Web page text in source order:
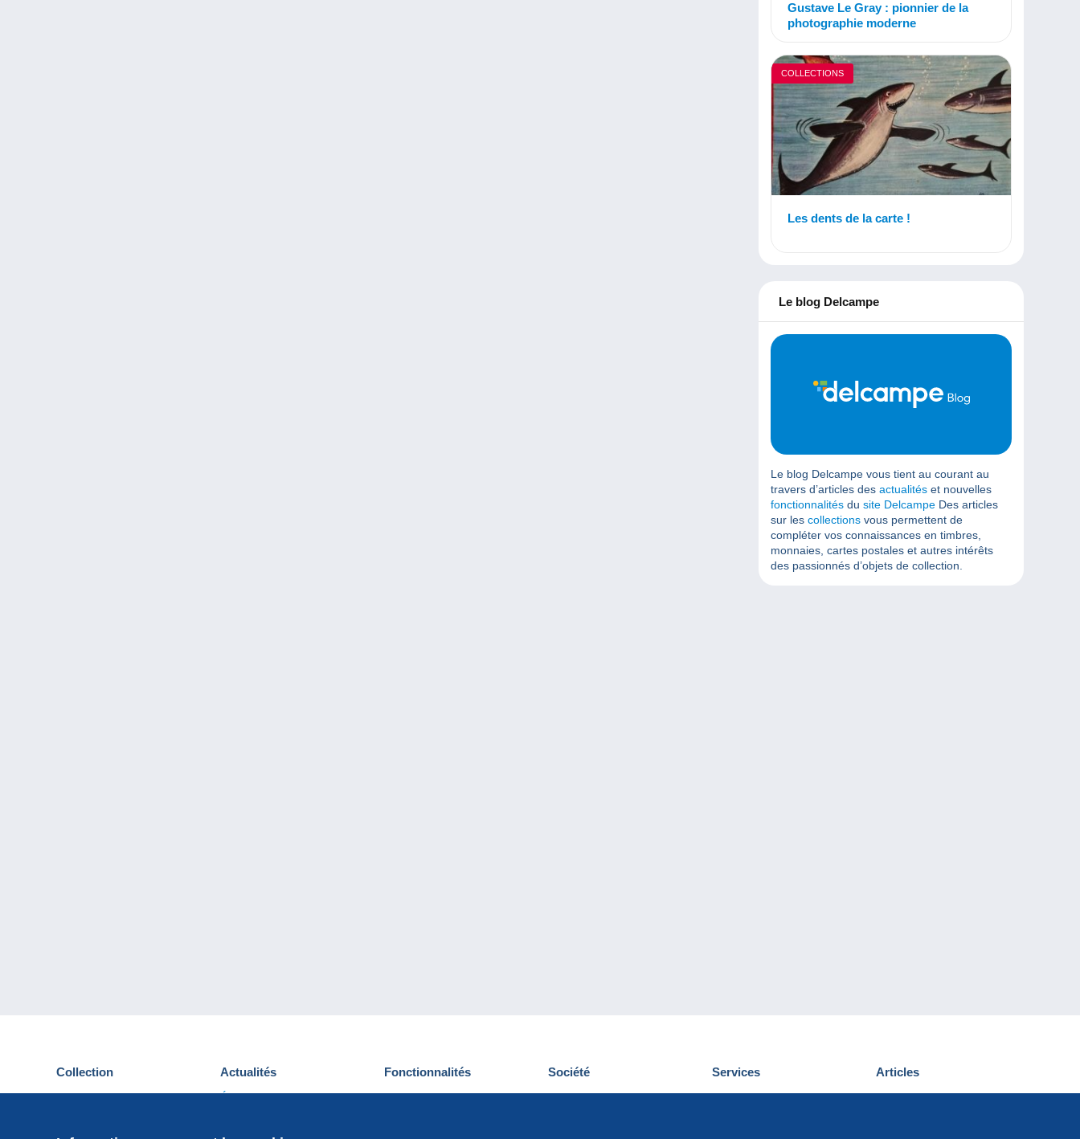
Gustave Le Gray : pionnier de la
photographie moderne
COLLECTIONS
Les dents de la carte !
Le blog Delcampe
Le blog Delcampe vous tient au courant au
travers d’articles des actualités et nouvelles
fonctionnalités du site Delcampe Des articles
sur les collections vous permettent de
compléter vos connaissances en timbres,
monnaies, cartes postales et autres intérêts
des passionnés d’objets de collection.
Collection
Cartes postales
Actualités
Événements Delcampe
Fonctionnalités
Nouveautés
Société
Qui sommes-nous
Services
Découvrir Delcampe
Articles